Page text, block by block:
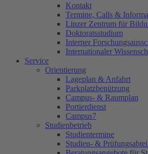
Kontakt
Termine, Calls &
Linzer Zentrum für
Doktoratsstudium
Interner
Internationaler
Service
Orientierung
Lageplan & Anfahrt
Parkplatzbenützung
Campus- & Raumplan
Portierdienst
Campus7
Studienbetrieb
Studientermine
Studien- &